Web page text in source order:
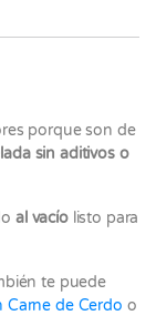
porque son de
sin aditivos o
al vacíolisto para
te puede
Carne de Cerdo o